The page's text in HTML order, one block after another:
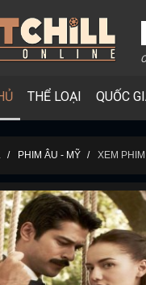
THỂ LOẠI QUỐC
PHIM ÂU - MỸ XEM